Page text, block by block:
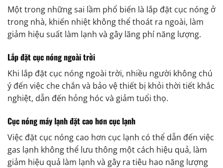
Một trong những sai lầm phổ biến là lắp đặt cục nóng ở
trong nhà, khiến nhiệt không thể thoát ra ngoài, làm
giảm hiệu suất làm lạnh và gây lãng phí năng lượng.
Lắp đặt cục nóng ngoài trời
Khi lắp đặt cục nóng ngoài trời, nhiều người không chú
ý đến việc che chắn và bảo vệ thiết bị khỏi thời tiết khắc
nghiệt, dẫn đến hỏng hóc và giảm tuổi thọ.
Cục nóng máy lạnh đặt cao hơn cục lạnh
Việc đặt cục nóng cao hơn cục lạnh có thể dẫn đến việc
gas lạnh không thể lưu thông một cách hiệu quả, làm
giảm hiệu quả làm lạnh và gây ra tiêu hao năng lượng